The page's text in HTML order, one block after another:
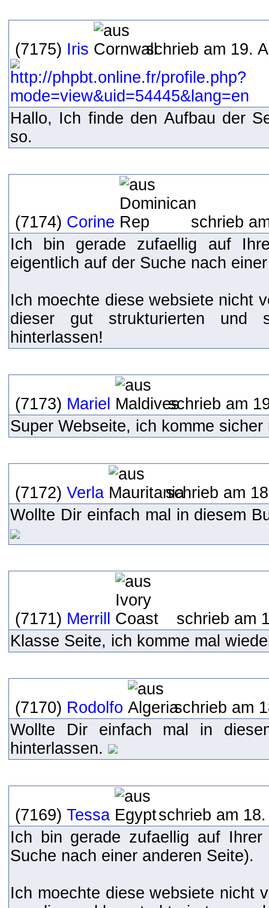
(7175) Iris schrieb am 19.
Hallo, Ich finde den Aufbau der
so.
(7174) Corine
schrieb
Ich bin gerade zufaellig auf
eigentlich auf der Suche nach
Ich moechte diese websiete nicht
dieser gut strukturierten und
hinterlassen!
(7173) Mariel
schrieb am
Super Webseite, ich komme
(7172) Verla
schrieb am
Wollte Dir einfach mal in diesem
(7171) Merrill
schrieb am
Klasse Seite, ich komme mal
(7170) Rodolfo
schrieb am
Wollte Dir einfach mal in
hinterlassen.
(7169) Tessa
schrieb am
Ich bin gerade zufaellig auf
Suche nach einer anderen Seite).
Ich moechte diese websiete nicht